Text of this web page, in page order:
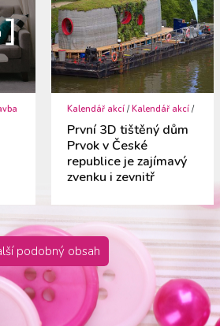
Kalendář akcí /Kalendář akcí /
První 3D tištěný dům
Prvok v České
republice je zajímavý
zvenku i zevnitř
podobný obsah